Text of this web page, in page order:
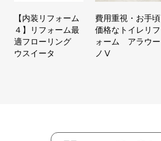
【内装リフォーム
４】リフォーム最
適フローリング
ウスイータ
費用重視・お手頃
価格なトイレリフ
ォーム アラウー
ノⅤ